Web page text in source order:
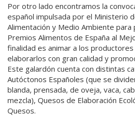
Por otro lado encontramos la
español impulsada por el Ministerio
Alimentación y Medio Ambiente para
Premios Alimentos de España al
finalidad es animar a los
elaborarlos con gran calidad y
Este galardón cuenta con distintas
Autóctonos Españoles (que se
blanda, prensada, de oveja, vaca,
mezcla), Quesos de Elaboración
Quesos.